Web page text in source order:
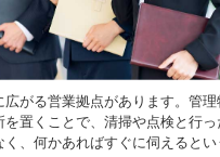
広がる営業拠点があります。管理
を置くことで、清掃や点検と行っ
、何かあればすぐに伺えるとい